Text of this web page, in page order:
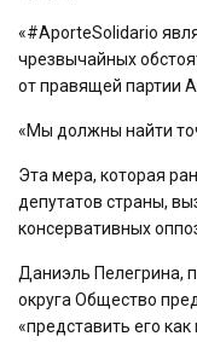
«#AporteSolidario
чрезвычайных
от правящей партии
«Мы должны найти
Эта мера, которая
депутатов страны,
консервативных
Даниэль Пелегрина,
округа Общество
«представить его